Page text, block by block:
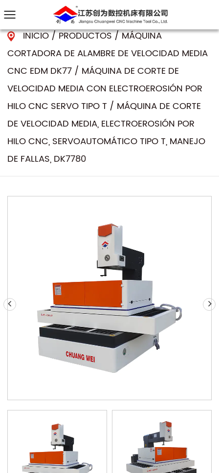
INICIO/PRODUCTOS/MÁQUINA
CORTADORA DE ALAMBRE DE VELOCIDAD MEDIA
CNC EDM DK77 / MÁQUINA DE CORTE DE
VELOCIDAD MEDIA CON ELECTROEROSIÓN POR
HILO CNC SERVO TIPO T / MÁQUINA DE CORTE
DE VELOCIDAD MEDIA, ELECTROEROSIÓN POR
HILO CNC, SERVOAUTOMÁTICO TIPO T, MANEJO
DE FALLAS, DK7780